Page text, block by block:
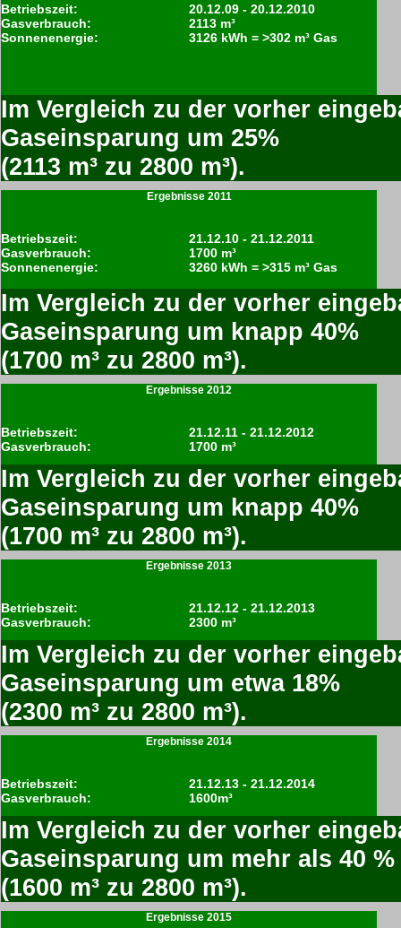
Betriebszeit:
Gasverbrauch:
Sonnenenergie:
20.12.09 - 20.12.2010
2113 m³
3126 kWh = >302 m³ Gas
Im Vergleich zu der vorher
Gaseinsparung um 25%
(2113 m³ zu 2800 m³).
Ergebnisse 2011
Betriebszeit:
Gasverbrauch:
Sonnenenergie:
21.12.10 - 21.12.2011
1700 m³
3260 kWh = >315 m³ Gas
Im Vergleich zu der vorher
Gaseinsparung um knapp 40%
(1700 m³ zu 2800 m³).
Ergebnisse 2012
Betriebszeit:
Gasverbrauch:
21.12.11 - 21.12.2012
1700 m³
Im Vergleich zu der vorher
Gaseinsparung um knapp 40%
(1700 m³ zu 2800 m³).
Ergebnisse 2013
Betriebszeit:
Gasverbrauch:
21.12.12 - 21.12.2013
2300 m³
Im Vergleich zu der vorher
Gaseinsparung um etwa 18%
(2300 m³ zu 2800 m³).
Ergebnisse 2014
Betriebszeit:
Gasverbrauch:
21.12.13 - 21.12.2014
1600m³
Im Vergleich zu der vorher
Gaseinsparung um mehr als 40 %
(1600 m³ zu 2800 m³).
Ergebnisse 2015